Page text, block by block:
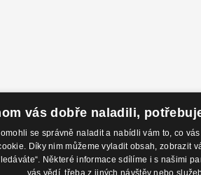
28,
Kontakty
Eshop: +420 725 169
vás dobře naladili,
se správně naladit a nabídli vám to, co
Díky nim můžeme vyladit obsah, zobrazit
Některé informace sdílíme i s našimi
vás vědí, třeba z jiných návštěv nebo